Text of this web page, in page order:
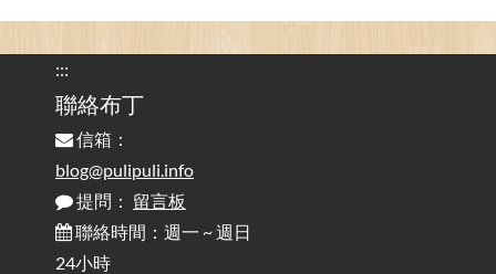
實作相容OpenAI API，但背後不是OpenAI的API服
務 / Implementing OpenAI API-Compatible Services, But Not
Powered by OpenAI
雜談：生活小技巧之用魔鬼氈避免機車鑰匙脫落吧
/ Talk: Use Velcro to Prevent Your Motorcycle Key From Falling
:::
聯絡布丁
信箱：
blog@pulipuli.info
提問： 留言板
聯絡時間：週一 ~ 週日
24小時